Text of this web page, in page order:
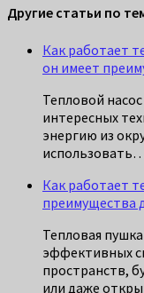
Другие статьи по
Как работает
он имеет
Тепловой
интересных
энергию из
Как работает
преимущества
Тепловая
эффективных
пространств,
или даже